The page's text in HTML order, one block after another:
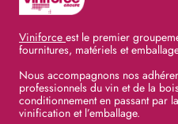
Viniforce est le premier
fournitures, matériels et
Nous accompagnons nos
professionnels du vin et de la
conditionnement en passant par
vinification et l’emballage.